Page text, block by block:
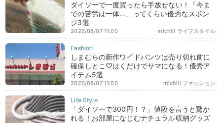
ダイソーで一度買ったら手放せない！「今ま
での苦労は一体…」ってくらい優秀なスポン
ジ3選
michill ライフスタイル
2026/08/07 11:00
しまむらの新作ワイドパンツは売り切れ前に
確保しとこ♡はくだけでサマになる！優秀ア
イテム5選
michill ファッション
2026/08/07 11:00
「ダイソーで300円！？」値段を言うと驚か
れる！お部屋になじむナチュラル収納グッズ